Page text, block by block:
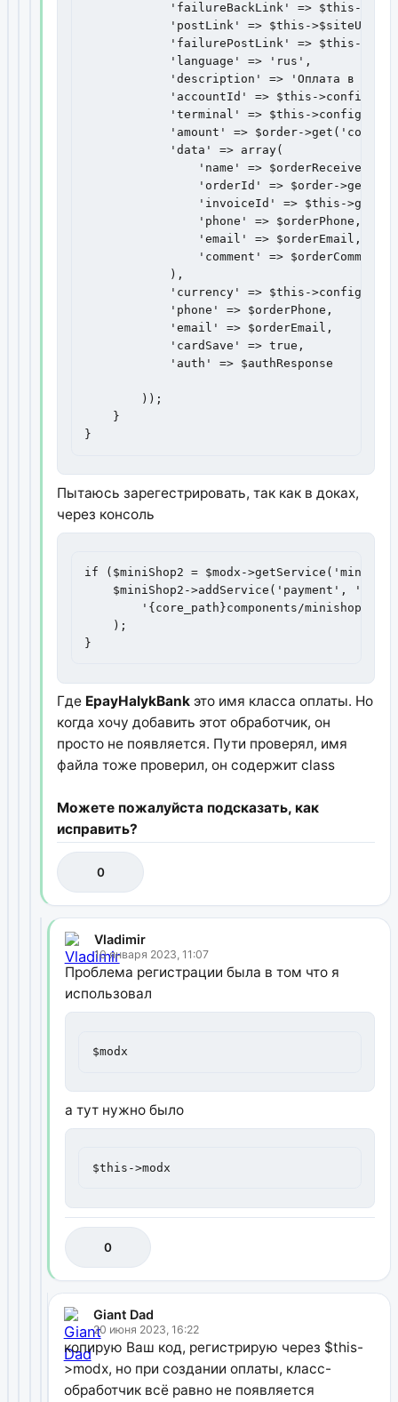
'failureBackLink' => $this-
            'postLink' => $this->$siteUrl,
'failurePostLink' => $this-
            'language' => 'rus',
'description' => 'Оплата в
'accountId' => $this-
'terminal' => $this-
            'amount' => $order->get('cost'),
            'data' => array(
                'name' => $orderReceiver,
'orderId' => $order-
'invoiceId' => $this-
                'phone' => $orderPhone,
'email' =>
                'comment' => $orderComment
            ),
'currency' => $this-
            'phone' => $orderPhone,
            'email' => $orderEmail,
            'cardSave' => true,
            'auth' => $authResponse
        ));
    }
}
Пытаюсь зарегестрировать, так как в доках,
через консоль
if ($miniShop2 = $modx-
$miniShop2->addService('payment',
'{core_path}components/minishop2/
    );
}
Где EpayHalykBank это имя класса оплаты. Но
когда хочу добавить этот обработчик, он
просто не появляется. Пути проверял, имя
файла тоже проверил, он содержит class
Можете пожалуйста подсказать, как
исправить?
0
Vladimir
10 января 2023, 11:07
Проблема регистрации была в том что я
использовал
$modx
а тут нужно было
$this->modx
0
Giant Dad
20 июня 2023, 16:22
копирую Ваш код, регистрирую через $this-
>modx, но при создании оплаты, класс-
обработчик всё равно не появляется